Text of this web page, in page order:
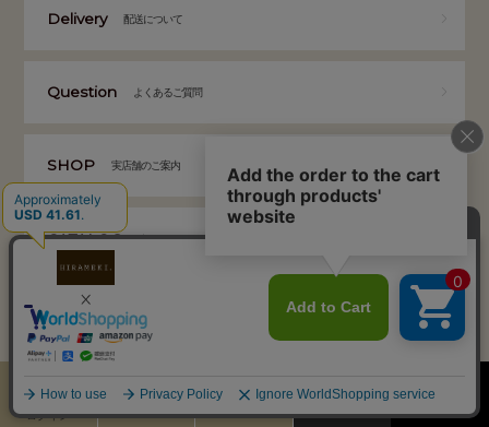
Delivery 配送について
Question よくあるご質問
SHOP 実店舗のご案内
CATALOG 商品カタログ
お客様専用お問い合わせ
06-6391-6341
電話受付：平日10:00～17:00
お問い合わせフォーム
ログイン